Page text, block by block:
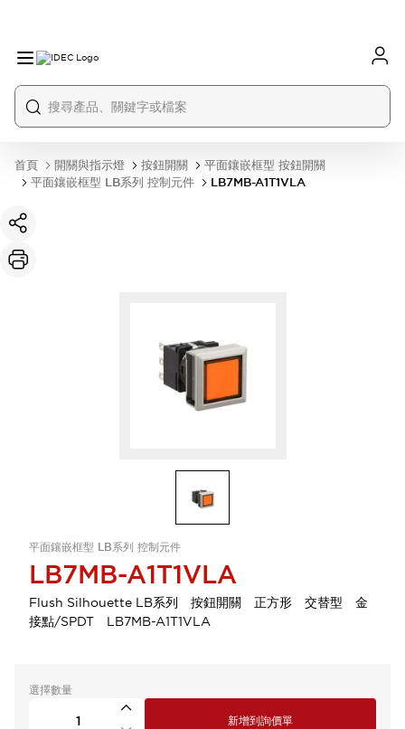
首頁 開關與指示燈 按鈕開關
平面鑲嵌框型 按鈕開關
平面鑲嵌框型 LB系列 控制元件
LB7MB-A1T1VLA
平面鑲嵌框型 LB系列 控制元件
LB7MB-A1T1VLA
Flush Silhouette LB系列 按鈕開關 正方形 交替型 金
接點/SPDT LB7MB-A1T1VLA
選擇數量
新增到詢價單